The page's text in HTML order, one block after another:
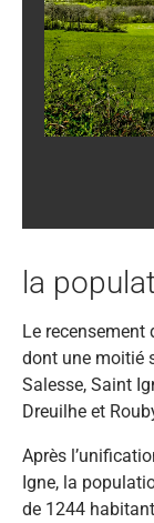
la
Le
dont une moitié
Salesse, Saint
Dreuilhe et
Après
Igne, la
de 1244